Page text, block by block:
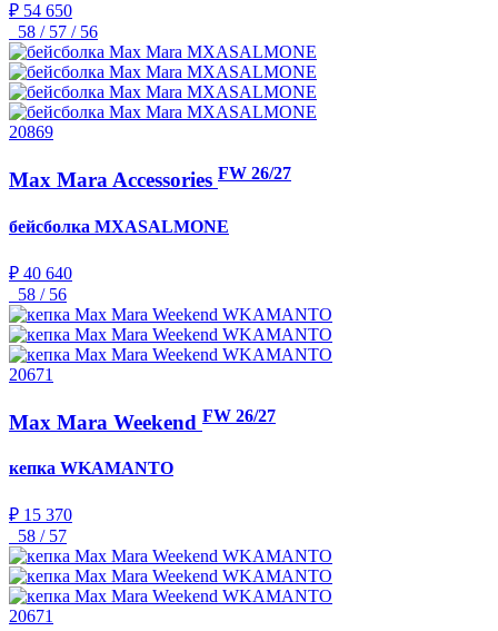
₽ 54 650
58 / 57 / 56
20869
Max Mara Accessories FW 26/27
бейсболка MXASALMONE
₽ 40 640
58 / 56
20671
Max Mara Weekend FW 26/27
кепка WKAMANTO
₽ 15 370
58 / 57
20671